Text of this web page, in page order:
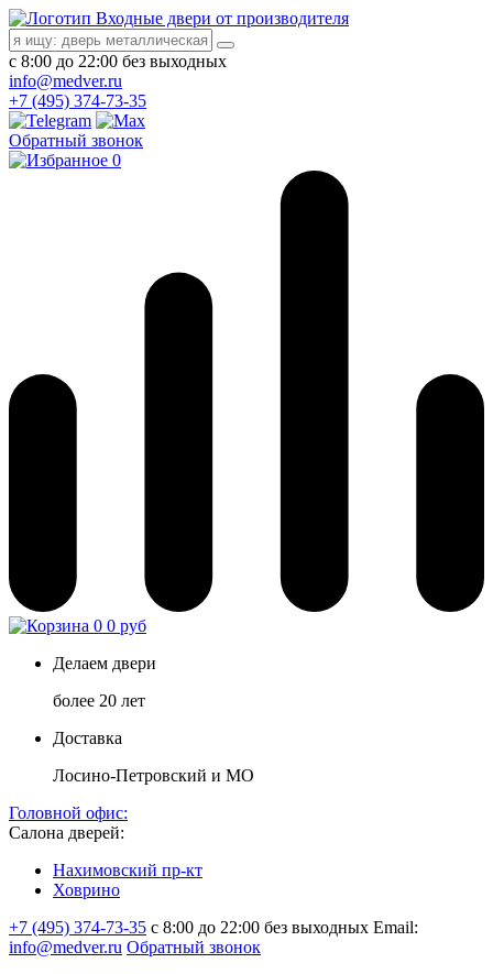
Входные двери от производителя
с 8:00 до 22:00 без выходных
info@medver.ru
+7 (495) 374-73-35
Обратный звонок
0
0 0 руб
Делаем двери
более 20 лет
Доставка
Лосино-Петровский и МО
Головной офис:
Салона дверей:
Нахимовский пр-кт
Ховрино
+7 (495) 374-73-35 с 8:00 до 22:00 без выходных Email:
info@medver.ru Обратный звонок